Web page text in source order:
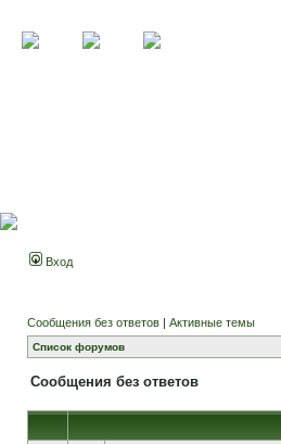
Вход
Сообщения без ответов | Активные темы
Список форумов
Сообщения без ответов